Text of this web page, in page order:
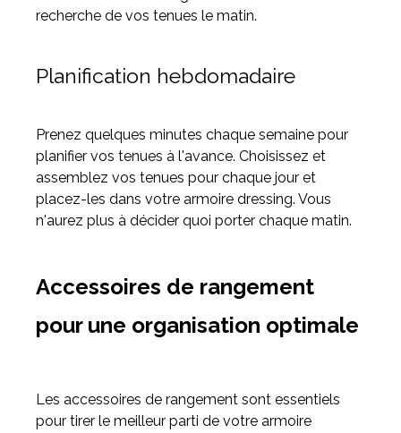
recherche de vos tenues le matin.
Planification hebdomadaire
Prenez quelques minutes chaque semaine pour
planifier vos tenues à l'avance. Choisissez et
assemblez vos tenues pour chaque jour et
placez-les dans votre armoire dressing. Vous
n'aurez plus à décider quoi porter chaque matin.
Accessoires de rangement
pour une organisation optimale
Les accessoires de rangement sont essentiels
pour tirer le meilleur parti de votre armoire